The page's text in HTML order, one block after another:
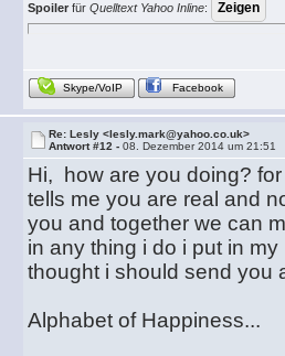
Spoiler fürQuelltext Yahoo Inline:
Skype/VoIP Facebook
Re: Lesly <lesly.mark@yahoo.co.uk>
Antwort #12 -08. Dezember 2014 um 21:51
Hi, how are you doing?
tells me you are real and
you and together we can
in any thing i do i put in
thought i should send you
Alphabet of Happiness...